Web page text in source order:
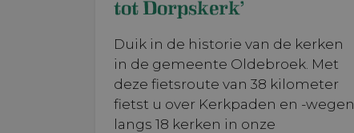
tot Dorpskerk’
Duik in de historie van de kerken
in de gemeente Oldebroek. Met
deze fietsroute van 38 kilometer
fietst u over Kerkpaden en -wegen
langs 18 kerken in onze